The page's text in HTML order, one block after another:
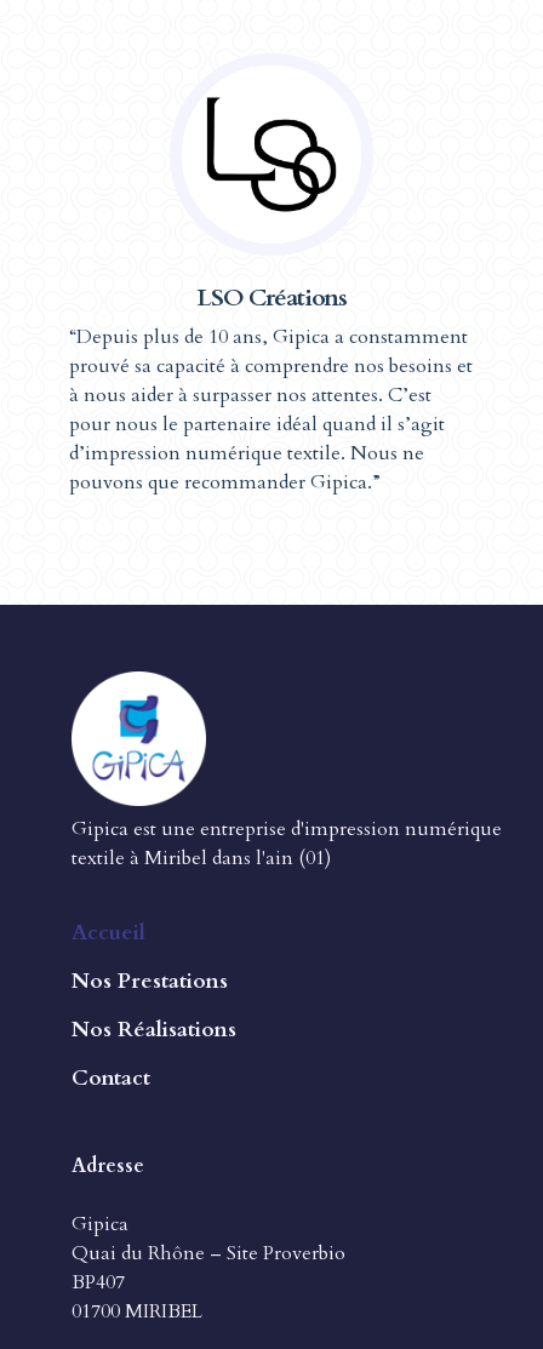
LSO Créations
“Depuis plus de 10 ans, Gipica a constamment
prouvé sa capacité à comprendre nos besoins et
à nous aider à surpasser nos attentes. C’est
pour nous le partenaire idéal quand il s’agit
d’impression numérique textile. Nous ne
pouvons que recommander Gipica.”
Gipica est une entreprise d'impression numérique
textile à Miribel dans l'ain (01)
Accueil
Nos Prestations
Nos Réalisations
Contact
Adresse
Gipica
Quai du Rhône – Site Proverbio
BP407
01700 MIRIBEL